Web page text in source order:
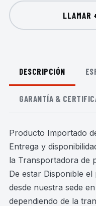
LLAMAR
DESCRIPCIÓN
GARANTÍA &
Producto Importado
Entrega y
la Transportadora de
De estar Disponible
desde nuestra sede
dependiendo de la